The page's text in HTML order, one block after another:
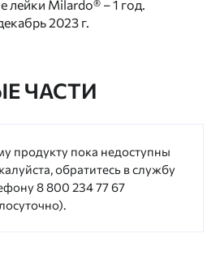
лейки Milardo® – 1 год.
2023 г.
ЧАСТИ
продукту пока недоступны
обратитесь в службу
8 800 234 77 67